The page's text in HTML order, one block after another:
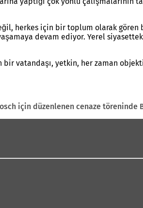
herkes için bir toplum olarak
devam ediyor. Yerel
bir vatandaşı, yetkin, her zaman
için düzenlenen cenaze töreninde